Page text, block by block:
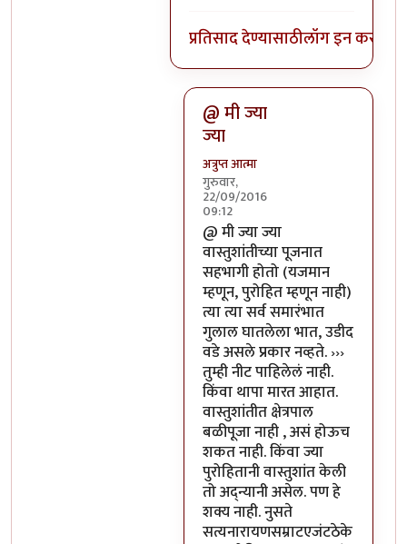
प्रतिसाद देण्यासाठीलॉग इन करा
@ मी ज्या
ज्या
अत्रुप्त आत्मा
गुरुवार,
22/09/2016
09:12
In reply toसुरूवात झाली ती नारळ
@ मी ज्या ज्या
वास्तुशांतीच्या पूजनात
सहभागी होतो (यजमान
म्हणून, पुरोहित म्हणून नाही)
त्या त्या सर्व समारंभात
गुलाल घातलेला भात, उडीद
वडे असले प्रकार नव्हते. ›››
तुम्ही नीट पाहिलेलं नाही.
किंवा थापा मारत आहात.
वास्तुशांतीत क्षेत्रपाल
बळीपूजा नाही , असं होऊच
शकत नाही. किंवा ज्या
पुरोहितानी वास्तुशांत केली
तो अद्न्यानी असेल. पण हे
शक्य नाही. नुसते
सत्यनारायणसम्राटएजंटठेके